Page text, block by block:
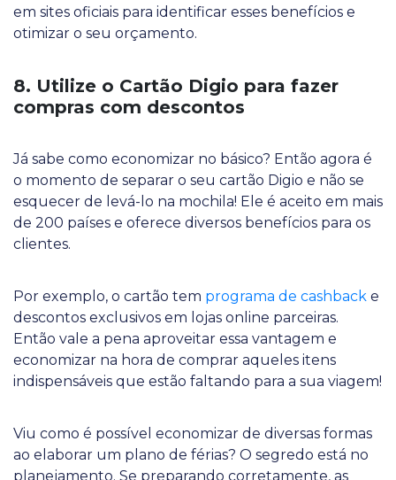
em sites oficiais para identificar esses benefícios e
otimizar o seu orçamento.
8. Utilize o Cartão Digio para fazer
compras com descontos
Já sabe como economizar no básico? Então agora é
o momento de separar o seu cartão Digio e não se
esquecer de levá-lo na mochila! Ele é aceito em mais
de 200 países e oferece diversos benefícios para os
clientes.
Por exemplo, o cartão tem programa de cashback e
descontos exclusivos em lojas online parceiras.
Então vale a pena aproveitar essa vantagem e
economizar na hora de comprar aqueles itens
indispensáveis que estão faltando para a sua viagem!
Viu como é possível economizar de diversas formas
ao elaborar um plano de férias? O segredo está no
planejamento. Se preparando corretamente, as